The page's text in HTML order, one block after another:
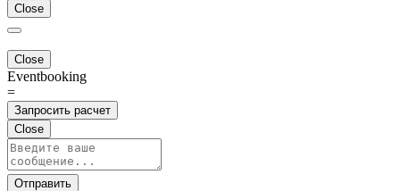
Close
Close
Eventbooking
=
Запросить расчет
Close
Отправить